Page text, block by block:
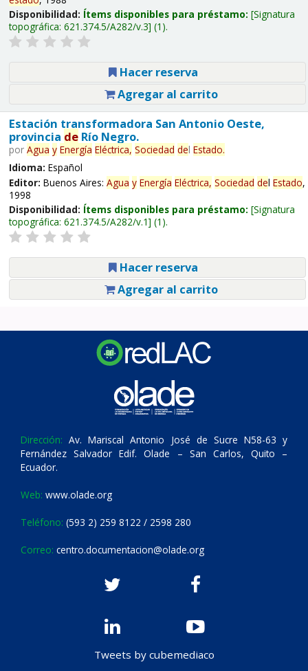
Disponibilidad: Ítems disponibles para préstamo: Signatura
topográfica: 621.374.5/A282/v.3 (1).
Hacer reserva
Agregar al carrito
Estación transformadora San Antonio Oeste,
provincia deRío Negro.
por Agua y Energía Eléctrica, Sociedad del Estado.
Idioma: Español
Editor: Buenos Aires: Agua y Energía Eléctrica, Sociedad del Estado,
1998
Disponibilidad: Ítems disponibles para préstamo: Signatura
topográfica: 621.374.5/A282/v.1 (1).
Hacer reserva
Agregar al carrito
Dirección: Av. Mariscal Antonio José de Sucre N58-63 y
Fernández Salvador Edif. Olade – San Carlos, Quito –
Ecuador.
Web: www.olade.org
Teléfono: (593 2) 259 8122 / 2598 280
Correo: centro.documentacion@olade.org
Tweets by cubemediaco